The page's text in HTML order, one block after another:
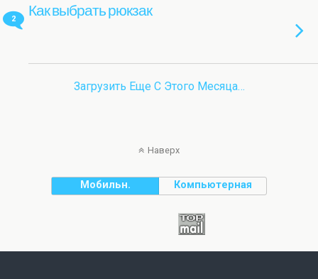
2
Как выбрать рюкзак
Загрузить Еще С Этого Месяца…
Наверх
Мобильн. Компьютерная